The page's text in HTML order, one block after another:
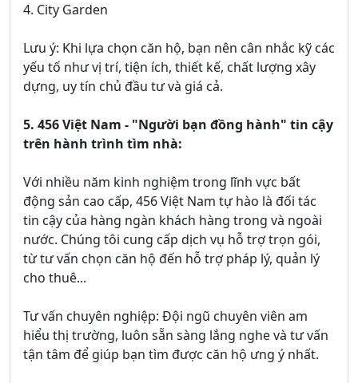
4. City Garden
Lưu ý: Khi lựa chọn căn hộ, bạn nên cân nhắc kỹ các
yếu tố như vị trí, tiện ích, thiết kế, chất lượng xây
dựng, uy tín chủ đầu tư và giá cả.
5. 456 Việt Nam - "Người bạn đồng hành" tin cậy
trên hành trình tìm nhà:
Với nhiều năm kinh nghiệm trong lĩnh vực bất
động sản cao cấp, 456 Việt Nam tự hào là đối tác
tin cậy của hàng ngàn khách hàng trong và ngoài
nước. Chúng tôi cung cấp dịch vụ hỗ trợ trọn gói,
từ tư vấn chọn căn hộ đến hỗ trợ pháp lý, quản lý
cho thuê...
Tư vấn chuyên nghiệp: Đội ngũ chuyên viên am
hiểu thị trường, luôn sẵn sàng lắng nghe và tư vấn
tận tâm để giúp bạn tìm được căn hộ ưng ý nhất.